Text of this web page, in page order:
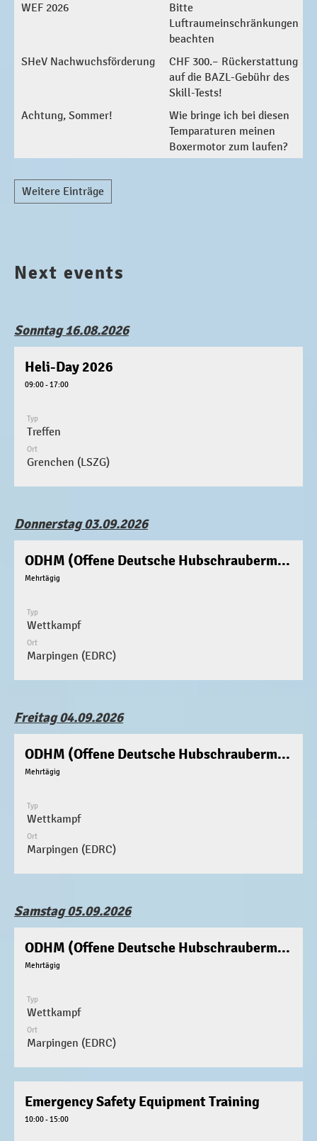
WEF 2026
Bitte
Luftraumeinschränkungen
beachten
SHeV Nachwuchsförderung
CHF 300.– Rückerstattung
auf die BAZL-Gebühr des
Skill-Tests!
Achtung, Sommer!
Wie bringe ich bei diesen
Temparaturen meinen
Boxermotor zum laufen?
Weitere Einträge
Next events
Sonntag 16.08.2026
Heli-Day 2026
09:00 - 17:00
Typ
Treffen
Ort
Grenchen (LSZG)
Donnerstag 03.09.2026
ODHM (Offene Deutsche Hubschraubermeisterschaft)
Mehrtägig
Typ
Wettkampf
Ort
Marpingen (EDRC)
Freitag 04.09.2026
ODHM (Offene Deutsche Hubschraubermeisterschaft)
Mehrtägig
Typ
Wettkampf
Ort
Marpingen (EDRC)
Samstag 05.09.2026
ODHM (Offene Deutsche Hubschraubermeisterschaft)
Mehrtägig
Typ
Wettkampf
Ort
Marpingen (EDRC)
Emergency Safety Equipment Training
10:00 - 15:00